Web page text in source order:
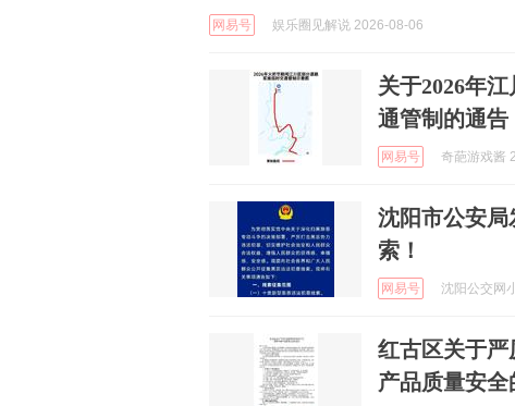
网易号 娱乐圈见解说 2026-08-06
关于2026年
通管制的通告
网易号 奇葩游戏酱
沈阳市公安
索！
网易号 沈阳公交网
红古区关于
产品质量安全